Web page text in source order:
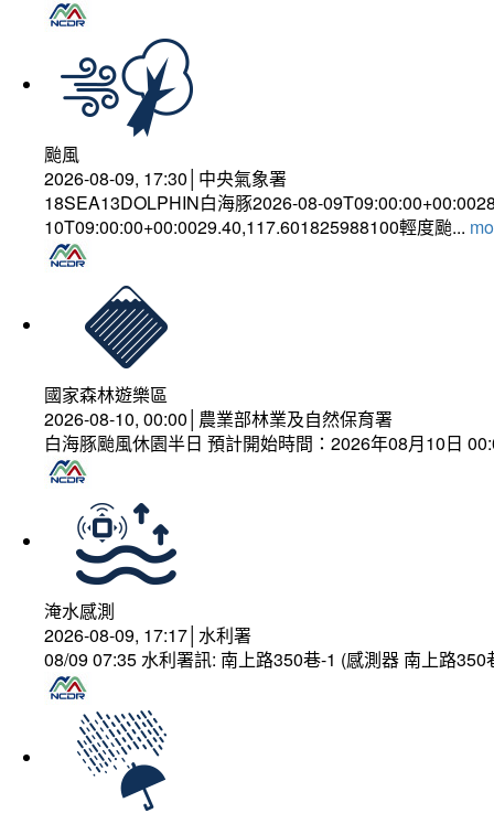
颱風
2026-08-09, 17:30│中央氣象署
18SEA13DOLPHIN白海豚2026-08-
10T09:00:00+00:0029.40,117.601825988100輕度颱...
國家森林遊樂區
2026-08-10, 00:00│農業部林業及自然保育署
白海豚颱風休園半日 預計開始時間：2026年08月10日
淹水感測
2026-08-09, 17:17│水利署
08/09 07:35 水利署訊: 南上路350巷-1 (感測器 南上路